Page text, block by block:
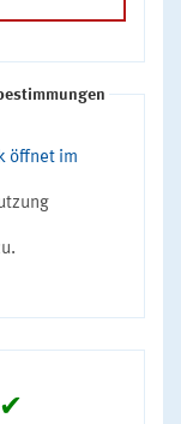
öffnet im
✔